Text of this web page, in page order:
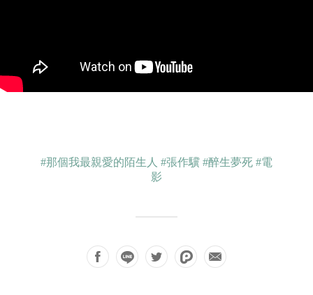
#那個我最親愛的陌生人 #張作驥 #醉生夢死 #電
影